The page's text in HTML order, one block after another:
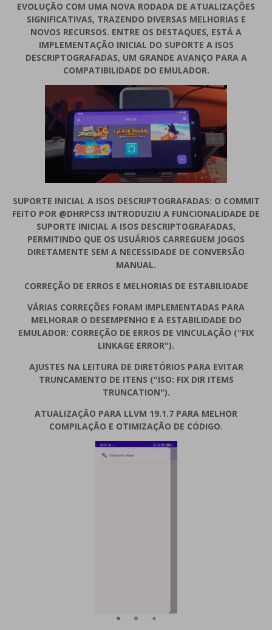
EVOLUÇÃO COM UMA NOVA RODADA DE ATUALIZAÇÕES
SIGNIFICATIVAS, TRAZENDO DIVERSAS MELHORIAS E
NOVOS RECURSOS. ENTRE OS DESTAQUES, ESTÁ A
IMPLEMENTAÇÃO INICIAL DO SUPORTE A ISOS
DESCRIPTOGRAFADAS, UM GRANDE AVANÇO PARA A
COMPATIBILIDADE DO EMULADOR.
SUPORTE INICIAL A ISOS DESCRIPTOGRAFADAS: O COMMIT
FEITO POR @DHRPCS3 INTRODUZIU A FUNCIONALIDADE DE
SUPORTE INICIAL A ISOS DESCRIPTOGRAFADAS,
PERMITINDO QUE OS USUÁRIOS CARREGUEM JOGOS
DIRETAMENTE SEM A NECESSIDADE DE CONVERSÃO
MANUAL.
CORREÇÃO DE ERROS E MELHORIAS DE ESTABILIDADE
VÁRIAS CORREÇÕES FORAM IMPLEMENTADAS PARA
MELHORAR O DESEMPENHO E A ESTABILIDADE DO
EMULADOR: CORREÇÃO DE ERROS DE VINCULAÇÃO ("FIX
LINKAGE ERROR").
AJUSTES NA LEITURA DE DIRETÓRIOS PARA EVITAR
TRUNCAMENTO DE ITENS ("ISO: FIX DIR ITEMS
TRUNCATION").
ATUALIZAÇÃO PARA LLVM 19.1.7 PARA MELHOR
COMPILAÇÃO E OTIMIZAÇÃO DE CÓDIGO.